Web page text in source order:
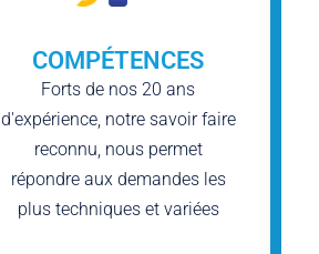
COMPÉTENCES
Forts de nos 20 ans
d'expérience, notre savoir faire
reconnu, nous permet
répondre aux demandes les
plus techniques et variées